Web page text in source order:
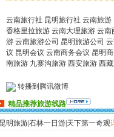
云南旅行社 昆明旅行社 云南旅
香格里拉旅游 云南大理旅游 云
游 云南旅游公司 昆明旅游公司
议 昆明会议 云南商务会议 昆明
南旅游 九寨沟旅游 西安旅游 西藏
转播到腾讯微博
精品推荐旅游线路
昆明旅游|石林一日游|天下第一奇观